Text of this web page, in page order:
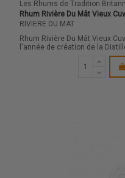
Les Rhums de Tradition
Rhum Rivière Du Mât Vieux
RIVIERE DU MAT
Rhum Rivière Du Mât Vieux
l'année de création de la